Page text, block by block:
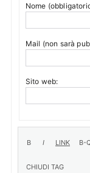
Nome
Mail (non sarà
Sito web: